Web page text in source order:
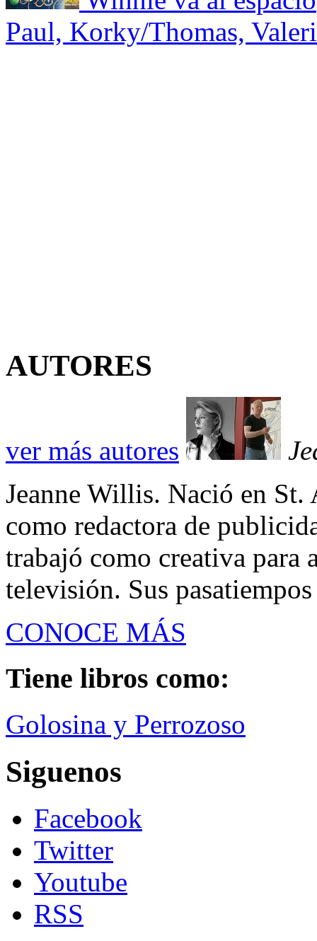
Paul, Korky/Thomas,
AUTORES
ver más autores
Jeanne Willis. Nació en St.
como redactora de
trabajó como creativa para
televisión. Sus
CONOCE MÁS
Tiene libros como:
Golosina y Perrozoso
Siguenos
Facebook
Twitter
Youtube
RSS